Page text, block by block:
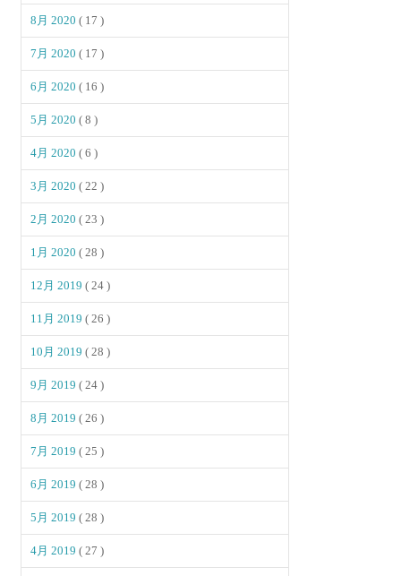
8月 2020( 17 )
7月 2020( 17 )
6月 2020( 16 )
5月 2020( 8 )
4月 2020( 6 )
3月 2020( 22 )
2月 2020( 23 )
1月 2020( 28 )
12月 2019( 24 )
11月 2019( 26 )
10月 2019( 28 )
9月 2019( 24 )
8月 2019( 26 )
7月 2019( 25 )
6月 2019( 28 )
5月 2019( 28 )
4月 2019( 27 )